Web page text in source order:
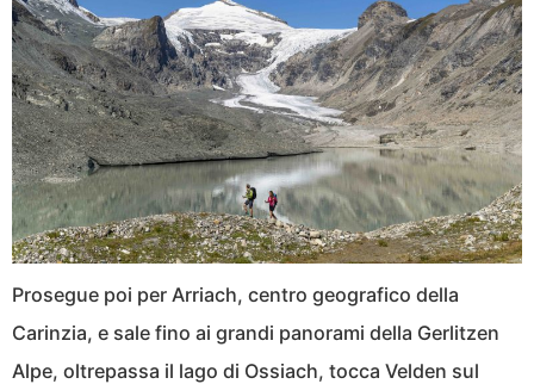
Prosegue poi per Arriach, centro geografico della
Carinzia, e sale fino ai grandi panorami della Gerlitzen
Alpe, oltrepassa il lago di Ossiach, tocca Velden sul